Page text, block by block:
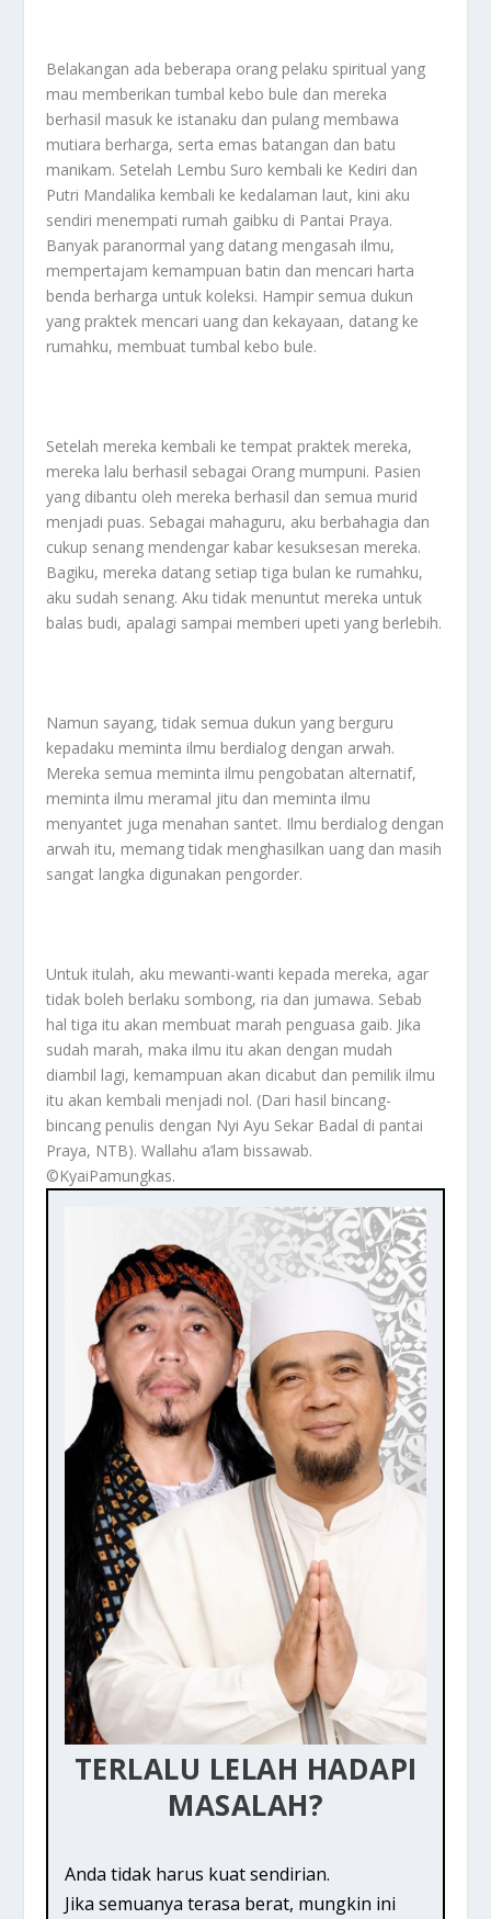
Belakangan ada beberapa orang pelaku spiritual yang
mau memberikan tumbal kebo bule dan mereka
berhasil masuk ke istanaku dan pulang membawa
mutiara berharga, serta emas batangan dan batu
manikam. Setelah Lembu Suro kembali ke Kediri dan
Putri Mandalika kembali ke kedalaman laut, kini aku
sendiri menempati rumah gaibku di Pantai Praya.
Banyak paranormal yang datang mengasah ilmu,
mempertajam kemampuan batin dan mencari harta
benda berharga untuk koleksi. Hampir semua dukun
yang praktek mencari uang dan kekayaan, datang ke
rumahku, membuat tumbal kebo bule.
Setelah mereka kembali ke tempat praktek mereka,
mereka lalu berhasil sebagai Orang mumpuni. Pasien
yang dibantu oleh mereka berhasil dan semua murid
menjadi puas. Sebagai mahaguru, aku berbahagia dan
cukup senang mendengar kabar kesuksesan mereka.
Bagiku, mereka datang setiap tiga bulan ke rumahku,
aku sudah senang. Aku tidak menuntut mereka untuk
balas budi, apalagi sampai memberi upeti yang berlebih.
Namun sayang, tidak semua dukun yang berguru
kepadaku meminta ilmu berdialog dengan arwah.
Mereka semua meminta ilmu pengobatan alternatif,
meminta ilmu meramal jitu dan meminta ilmu
menyantet juga menahan santet. Ilmu berdialog dengan
arwah itu, memang tidak menghasilkan uang dan masih
sangat langka digunakan pengorder.
Untuk itulah, aku mewanti-wanti kepada mereka, agar
tidak boleh berlaku sombong, ria dan jumawa. Sebab
hal tiga itu akan membuat marah penguasa gaib. Jika
sudah marah, maka ilmu itu akan dengan mudah
diambil lagi, kemampuan akan dicabut dan pemilik ilmu
itu akan kembali menjadi nol. (Dari hasil bincang-
bincang penulis dengan Nyi Ayu Sekar Badal di pantai
Praya, NTB). Wallahu a’lam bissawab.
©️KyaiPamungkas.
TERLALU LELAH HADAPI
MASALAH?
Anda tidak harus kuat sendirian.
Jika semuanya terasa berat, mungkin ini